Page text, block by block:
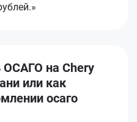
ОСАГО на Chery
или как
осаго